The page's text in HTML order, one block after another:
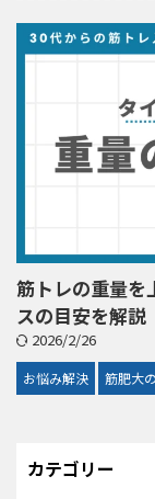
筋トレの重量を
スの目安を解説
2026/2/26
お悩み解決 筋肥大
カテゴリー